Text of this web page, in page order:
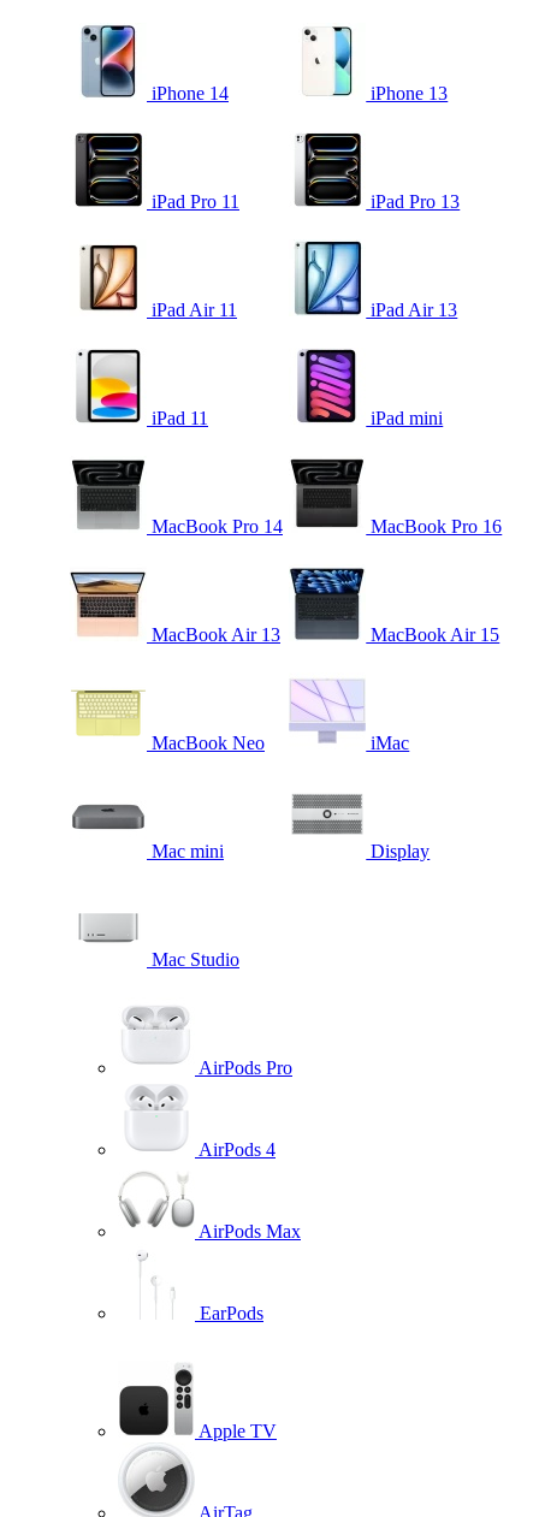
iPhone 14 iPhone 13
iPad Pro 11 iPad Pro 13
iPad Air 11 iPad Air 13
iPad 11 iPad mini
MacBook Pro 14 MacBook Pro 16
MacBook Air 13 MacBook Air 15
MacBook Neo iMac
Mac mini Display
Mac Studio
AirPods Pro
AirPods 4
AirPods Max
EarPods
Apple TV